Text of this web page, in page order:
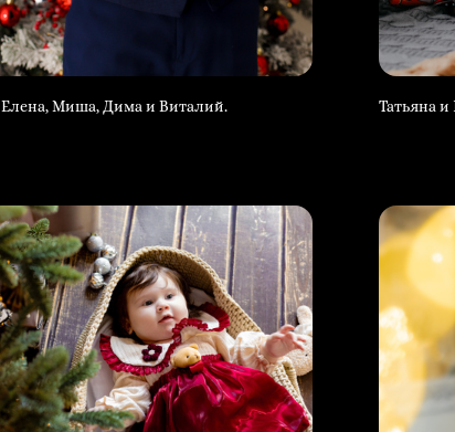
Елена, Миша, Дима и Виталий.